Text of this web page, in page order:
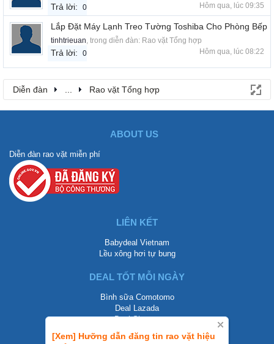
[Xem] Hưỡng dẫn đăng tin rao vặt hiệu
Trả lời: 0 Hôm qua, lúc 09:35
Lắp Đặt Máy Lạnh Treo Tường Toshiba Cho Phòng Bếp
tinhtrieuan, trong diễn đàn: Rao vặt Tổng hợp
Trả lời: 0 Hôm qua, lúc 08:22
Diễn đàn ... Rao vặt Tổng hợp
ABOUT US
Diễn đàn rao vặt miễn phí
LIÊN KẾT
Babydeal Vietnam
Lều xông hơi tự bung
DEAL TỐT MỖI NGÀY
Bình sữa Comotomo
Deal Lazada
Deal Shopee